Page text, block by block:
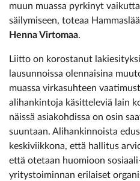
muun muassa pyrkinyt
säilymiseen, toteaa
Henna Virtomaa.
Liitto on korostanut
lausunnoissa olennaisina
muassa virkasuhteen
alihankintoja käsitteleviä lain
näissä asiakohdissa on osin
suuntaan. Alihankinnoista
keskiviikkona, että hallitus
että otetaan huomioon
yritystoiminnan erilaiset